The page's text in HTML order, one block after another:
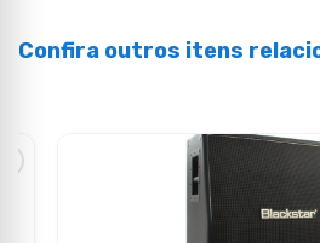
Confira outros itens